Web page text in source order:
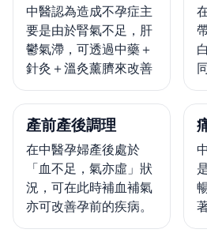
中醫認為造成不孕症主
要是由於腎氣不足，肝
鬱氣滯，可透過中藥＋
針灸＋溫灸薰臍來改善
產前產後調理
在中醫孕婦產後處於
「血不足，氣亦虛」狀
況，可在此時補血補氣
亦可改善孕前的疾病。